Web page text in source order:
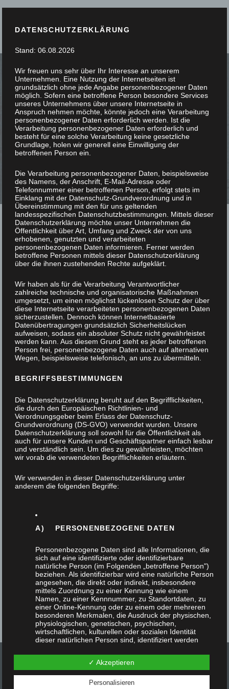
SIE STÖBERN, WIR
SCHREINERN
Sideboard mit Nussbaum furnierter Oberfläche und
lackierter Glasschiebetür – das Gesellenstück
26. Juni 2020
der Prüfung zum Gesellen ausmacht.…
DATENSCHUTZERKLÄRUNG
Stand: 06.08.2026
Wir freuen uns sehr über Ihr Interesse an unserem
Unternehmen. Eine Nutzung der Internetseiten ist
grundsätzlich ohne jede Angabe personenbezogener Daten
möglich. Sofern eine betroffene Person besondere Services
unseres Unternehmens über unsere Internetseite in
Anspruch nehmen möchte, könnte jedoch eine Verarbeitung
personenbezogener Daten erforderlich werden. Ist die
Verarbeitung personenbezogener Daten erforderlich und
besteht für eine solche Verarbeitung keine gesetzliche
Grundlage, holen wir generell eine Einwilligung der
betroffenen Person ein.
Die Verarbeitung personenbezogener Daten, beispielsweise
des Namens, der Anschrift, E-Mail-Adresse oder
Telefonnummer einer betroffenen Person, erfolgt stets im
Einklang mit der Datenschutz-Grundverordnung und in
Übereinstimmung mit den für uns geltenden
landesspezifischen Datenschutzbestimmungen. Mittels dieser
Datenschutzerklärung möchte unser Unternehmen die
Öffentlichkeit über Art, Umfang und Zweck der von uns
erhobenen, genutzten und verarbeiteten
personenbezogenen Daten informieren. Ferner werden
betroffene Personen mittels dieser Datenschutzerklärung
über die ihnen zustehenden Rechte aufgeklärt.
Wir haben als für die Verarbeitung Verantwortlicher
zahlreiche technische und organisatorische Maßnahmen
umgesetzt, um einen möglichst lückenlosen Schutz der über
diese Internetseite verarbeiteten personenbezogenen Daten
sicherzustellen. Dennoch können Internetbasierte
Datenübertragungen grundsätzlich Sicherheitslücken
aufweisen, sodass ein absoluter Schutz nicht gewährleistet
werden kann. Aus diesem Grund steht es jeder betroffenen
Person frei, personenbezogene Daten auch auf alternativen
Wegen, beispielsweise telefonisch, an uns zu übermitteln.
BEGRIFFSBESTIMMUNGEN
Die Datenschutzerklärung beruht auf den Begrifflichkeiten,
die durch den Europäischen Richtlinien- und
Verordnungsgeber beim Erlass der Datenschutz-
Grundverordnung (DS-GVO) verwendet wurden. Unsere
Datenschutzerklärung soll sowohl für die Öffentlichkeit als
auch für unsere Kunden und Geschäftspartner einfach lesbar
und verständlich sein. Um dies zu gewährleisten, möchten
wir vorab die verwendeten Begrifflichkeiten erläutern.
Wir verwenden in dieser Datenschutzerklärung unter
anderem die folgenden Begriffe:
A) PERSONENBEZOGENE DATEN
Personenbezogene Daten sind alle Informationen, die
sich auf eine identifizierte oder identifizierbare
natürliche Person (im Folgenden „betroffene Person")
beziehen. Als identifizierbar wird eine natürliche Person
angesehen, die direkt oder indirekt, insbesondere
mittels Zuordnung zu einer Kennung wie einem
Namen, zu einer Kennnummer, zu Standortdaten, zu
einer Online-Kennung oder zu einem oder mehreren
besonderen Merkmalen, die Ausdruck der physischen,
physiologischen, genetischen, psychischen,
wirtschaftlichen, kulturellen oder sozialen Identität
dieser natürlichen Person sind, identifiziert werden
✓ Akzeptieren
Personalisieren